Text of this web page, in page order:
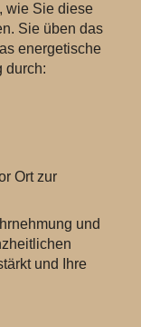
wie Sie diese
Sie üben das
energetische
durch:
Ort zur
und
und Ihre